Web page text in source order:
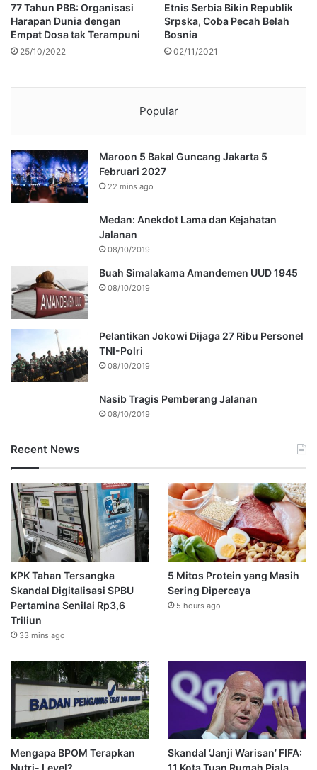
77 Tahun PBB: Organisasi
Harapan Dunia dengan
Empat Dosa tak Terampuni
25/10/2022
Etnis Serbia Bikin Republik
Srpska, Coba Pecah Belah
Bosnia
02/11/2021
Popular
Maroon 5 Bakal Guncang Jakarta 5
Februari 2027
22 mins ago
Medan: Anekdot Lama dan Kejahatan
Jalanan
08/10/2019
Buah Simalakama Amandemen UUD 1945
08/10/2019
Pelantikan Jokowi Dijaga 27 Ribu Personel
TNI-Polri
08/10/2019
Nasib Tragis Pemberang Jalanan
08/10/2019
Recent News
KPK Tahan Tersangka
Skandal Digitalisasi SPBU
Pertamina Senilai Rp3,6
Triliun
33 mins ago
5 Mitos Protein yang Masih
Sering Dipercaya
5 hours ago
Mengapa BPOM Terapkan
Skandal ‘Janji Warisan’ FIFA: